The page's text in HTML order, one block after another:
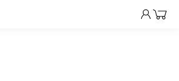
Dein